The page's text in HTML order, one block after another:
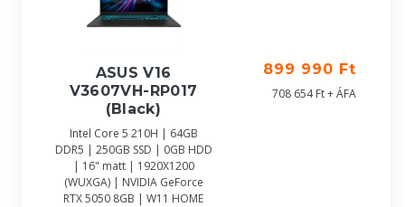
ASUS V16
V3607VH-RP017
(Black)
Intel Core 5 210H | 64GB
DDR5 | 250GB SSD | 0GB HDD
| 16" matt | 1920X1200
(WUXGA) | NVIDIA GeForce
RTX 5050 8GB | W11 HOME
899 990 Ft
708 654 Ft + ÁFA